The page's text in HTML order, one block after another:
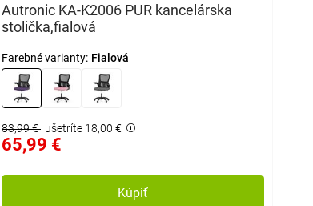
Autronic KA-K2006 PUR kancelárska
stolička,fialová
Farebné varianty: Fialová
83,99 € ušetríte 18,00 €
65,99 €
Kúpiť